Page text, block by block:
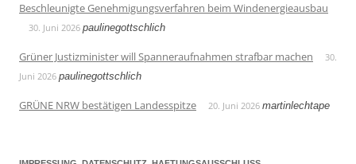
Beschleunigte Genehmigungsverfahren beim Windenergieausbau
30. Juni 2026 paulinegottschlich
Grüner Justizminister will Spanneraufnahmen strafbar machen
30.
Juni 2026 paulinegottschlich
GRÜNE NRW bestätigen Landesspitze 20. Juni 2026 martinlechtape